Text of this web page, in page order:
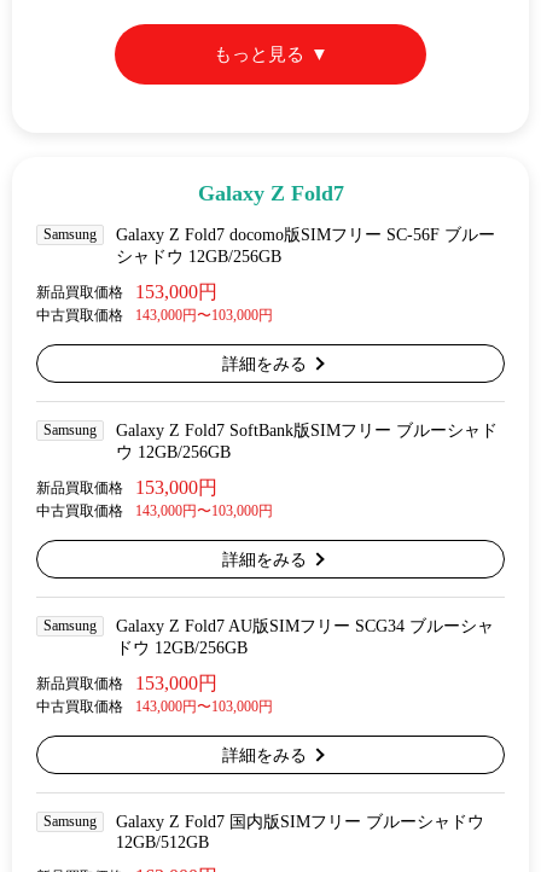
もっと見る
Galaxy Z Fold7
Samsung
Galaxy Z Fold7 docomo版SIMフリー SC-56F ブルー
シャドウ 12GB/256GB
新品買取価格 153,000円
中古買取価格 143,000円〜103,000円
詳細をみる
Samsung
Galaxy Z Fold7 SoftBank版SIMフリー ブルーシャド
ウ 12GB/256GB
新品買取価格 153,000円
中古買取価格 143,000円〜103,000円
詳細をみる
Samsung
Galaxy Z Fold7 AU版SIMフリー SCG34 ブルーシャ
ドウ 12GB/256GB
新品買取価格 153,000円
中古買取価格 143,000円〜103,000円
詳細をみる
Samsung
Galaxy Z Fold7 国内版SIMフリー ブルーシャドウ
12GB/512GB